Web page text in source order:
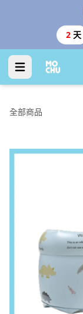
2 天
全部商品